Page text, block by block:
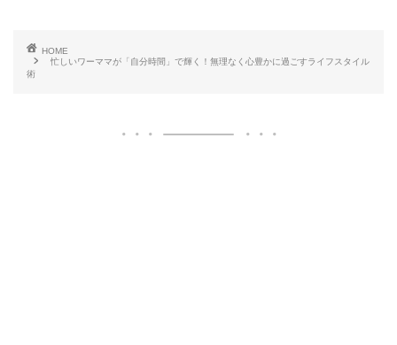
HOME
忙しいワーママが「自分時間」で輝く！無理なく心豊かに過ごすライフスタイル
術